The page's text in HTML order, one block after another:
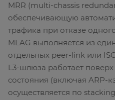
MRR (multi-chassis
обеспечивающую
трафика при отказе
MLAG выполняется из
отдельных peer-link или
L3-шлюза работает
состояния (включая ARP-
осуществляется по